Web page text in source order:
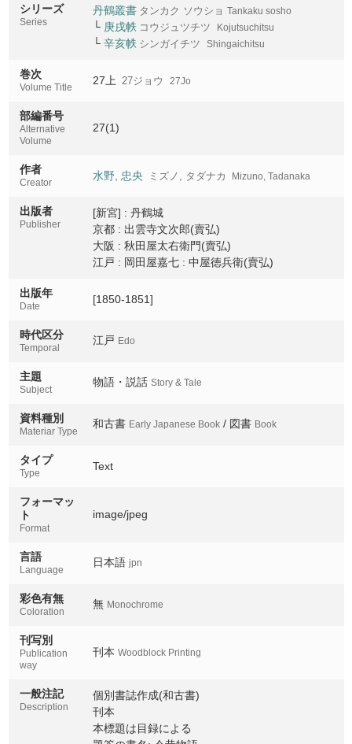
24Chu
25上
26Chu
27Chu
28中
28Chu
29Chu
シリーズ
Series
丹鶴叢書 タンカク ソウショ Tankaku sosho
└ 庚戌帙 コウジュツチツ Kojutsuchitsu
└ 辛亥帙 シンガイチツ Shingaichitsu
巻次
Volume Title
27上 27ジョウ 27Jo
部編番号
Alternative
Volume
27(1)
作者
Creator
水野, 忠央 ミズノ, タダナカ Mizuno, Tadanaka
出版者
Publisher
[新宮] : 丹鶴城
京都 : 出雲寺文次郎(賣弘)
大阪 : 秋田屋太右衛門(賣弘)
江戸 : 岡田屋嘉七 : 中屋徳兵衛(賣弘)
出版年
Date
[1850-1851]
時代区分
Temporal
江戸 Edo
主題
Subject
物語・説話 Story & Tale
資料種別
Materiar Type
和古書 Early Japanese Book/ 図書 Book
タイプ
Type
Text
フォーマッ
ト
Format
image/jpeg
言語
Language
日本語 jpn
彩色有無
Coloration
無 Monochrome
刊写別
Publication
way
刊本 Woodblock Printing
一般注記
Description
個別書誌作成(和古書)
刊本
本標題は目録による